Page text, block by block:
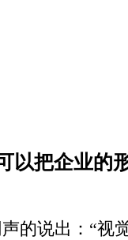
以把企业的
的说出：“视